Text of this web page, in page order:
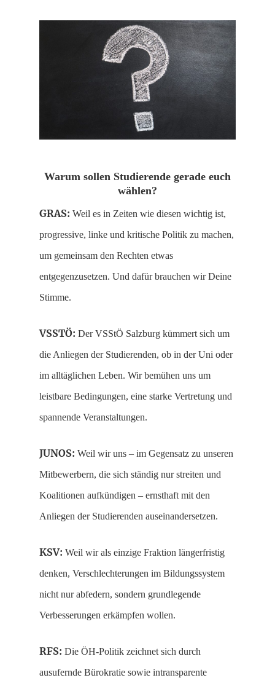
Warum sollen Studierende gerade euch
wählen?
GRAS: Weil es in Zeiten wie diesen wichtig ist,
progressive, linke und kritische Politik zu machen,
um gemeinsam den Rechten etwas
entgegenzusetzen. Und dafür brauchen wir Deine
Stimme.
VSSTÖ: Der VSStÖ Salzburg kümmert sich um
die Anliegen der Studierenden, ob in der Uni oder
im alltäglichen Leben. Wir bemühen uns um
leistbare Bedingungen, eine starke Vertretung und
spannende Veranstaltungen.
JUNOS: Weil wir uns – im Gegensatz zu unseren
Mitbewerbern, die sich ständig nur streiten und
Koalitionen aufkündigen – ernsthaft mit den
Anliegen der Studierenden auseinandersetzen.
KSV: Weil wir als einzige Fraktion längerfristig
denken, Verschlechterungen im Bildungssystem
nicht nur abfedern, sondern grundlegende
Verbesserungen erkämpfen wollen.
RFS: Die ÖH-Politik zeichnet sich durch
ausufernde Bürokratie sowie intransparente